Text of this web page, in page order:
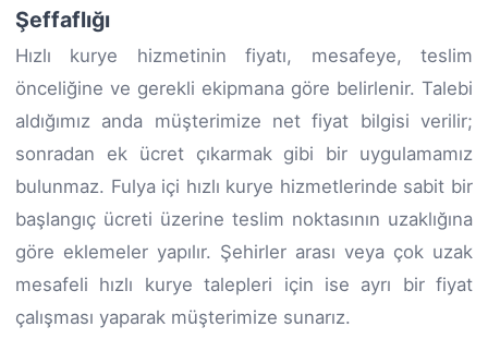
Şeffaflığı
Hızlı kurye hizmetinin fiyatı, mesafeye, teslim
önceliğine ve gerekli ekipmana göre belirlenir. Talebi
aldığımız anda müşterimize net fiyat bilgisi verilir;
sonradan ek ücret çıkarmak gibi bir uygulamamız
bulunmaz. Fulya içi hızlı kurye hizmetlerinde sabit bir
başlangıç ücreti üzerine teslim noktasının uzaklığına
göre eklemeler yapılır. Şehirler arası veya çok uzak
mesafeli hızlı kurye talepleri için ise ayrı bir fiyat
çalışması yaparak müşterimize sunarız.